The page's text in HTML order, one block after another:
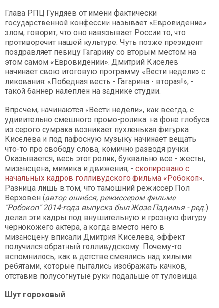
Глава РПЦ Гундяев от имени фактически
государственной конфессии называет «Евровидение»
злом, говорит, что оно навязывает России то, что
противоречит нашей культуре. Чуть позже президент
поздравляет певицу Гагарину со вторым местом на
этом самом «Евровидении». Дмитрий Киселев
начинает свою итоговую программу «Вести недели» с
ликования: «Победная весть - Гагарина - вторая!», -
такой баннер налеплен на заднике студии.
Впрочем, начинаются «Вести недели», как всегда, с
удивительно смешного промо-ролика: на фоне глобуса
из серого сумрака возникает пухленькая фигурка
Киселева и под пафосную музыку начинает вещать
что-то про свободу слова, комично разводя ручки.
Оказывается, весь этот ролик, буквально все - жесты,
мизансцена, мимика и движения, - скопировано с
начальных кадров голливудского фильма «Робокоп».
Разница лишь в том, что тамошний режиссер Пол
Верховен (автор ошибся, режиссером фильма
"Робокоп" 2014-года выпуска был Жозе Падилья - ред.)
делал эти кадры под внушительную и грозную фигуру
чернокожего актера, а когда вместо него в
мизансцену вписали Дмитрия Киселева, эффект
получился обратный голливудскому. Почему-то
вспомнилось, как в детстве смеялись над хилыми
ребятами, которые пытались изображать качков,
отставив полусогнутые руки подальше от туловища.
Шут гороховый